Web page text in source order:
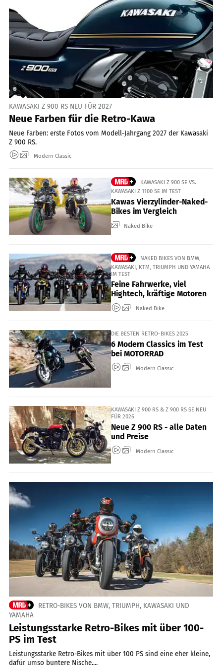
KAWASAKI Z 900 RS NEU FÜR 2027
Neue Farben für die Retro-Kawa
Neue Farben: erste Fotos vom Modell-Jahrgang 2027 der Kawasaki
Z 900 RS.
Modern Classic
KAWASAKI Z 900 SE VS.
KAWASAKI Z 1100 SE IM TEST
Kawas Vierzylinder-Naked-
Bikes im Vergleich
Naked Bike
NAKED BIKES VON BMW,
KAWASAKI, KTM, TRIUMPH UND YAMAHA
IM TEST
Feine Fahrwerke, viel
Hightech, kräftige Motoren
Naked Bike
DIE BESTEN RETRO-BIKES 2025
6 Modern Classics im Test
bei MOTORRAD
Modern Classic
KAWASAKI Z 900 RS & Z 900 RS SE NEU
FÜR 2026
Neue Z 900 RS - alle Daten
und Preise
Modern Classic
RETRO-BIKES VON BMW, TRIUMPH, KAWASAKI UND
YAMAHA
Leistungsstarke Retro-Bikes mit über 100-
PS im Test
Leistungsstarke Retro-Bikes mit über 100 PS sind eine eher kleine,
dafür umso buntere Nische....